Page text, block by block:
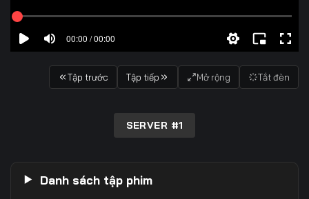
00:00 / 00:00
Tập trước Tập tiếp Mở rộng Tắt đèn
SERVER #1
Danh sách tập phim